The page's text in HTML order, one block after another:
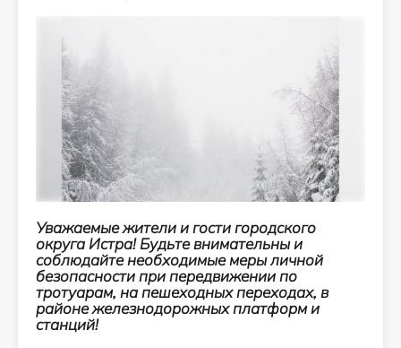
Уважаемые жители и гости городского
округа Истра! Будьте внимательны и
соблюдайте необходимые меры личной
безопасности при передвижении по
тротуарам, на пешеходных переходах, в
районе железнодорожных платформ и
станций!